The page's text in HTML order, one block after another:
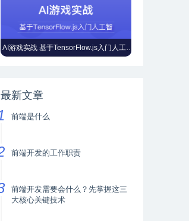
AI游戏实战 基于TensorFlow.js入门人工智能
最新文章
前端是什么
前端开发的工作职责
前端开发需要会什么？先掌握这三
大核心关键技术